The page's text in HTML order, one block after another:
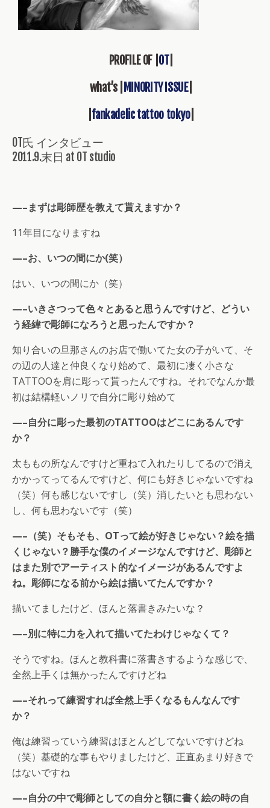
PROFILE OF | OT|
what’s | MINORITY ISSUE|
fankadelic tattoo tokyo|
OT氏 インタビュー
2011.9.末日 at OT studio
—–まずは彫師歴を教えて貰えますか？
11年目になりますね
—–お、いつの間にか(笑）
はい、いつの間にか（笑）
—–いきさつって色々とあると思うんですけど、どうい
う経緯で彫師になろうと思ったんですか？
知り合いの旦那さんのお店で働いてた女の子がいて、そ
の辺の人達と仲良くなり始めて、最初に凄く小さな
TATTOOを肩に彫って貰ったんですね。それでなんか最
初は結構軽いノリで自分に彫り始めて
—–自分に彫った最初のTATTOOはどこにあるんです
か？
太ももの所なんですけど重ねて入れたりしてるので消え
かかってってるんですけど、何にも好きじゃないですね
（笑）何も感じないですし（笑）消したいとも思わない
し、何も思わないです（笑）
—–（笑）そもそも、OTって絵が好きじゃない？絵を描
くじゃない？勝手な僕のイメージなんですけど、彫師と
はまた別でアーティスト的なイメージがあるんですよ
ね。彫師になる前から絵は描いてたんですか？
描いてましたけど、ほんと落書きみたいな？
—–別に特に力を入れて描いてたわけじゃなくて？
そうですね。ほんと教科書に落書きするような感じで、
全然上手くは無かったんですけどね
—–それって練習すれば全然上手くなるもんなんです
か？
俺は練習っていう練習はほとんどしてないですけどね
（笑）基礎的な事もやりましたけど、正直あまり好きで
はないですね
—–自分の中で彫師としての自分と額に書く絵の時の自